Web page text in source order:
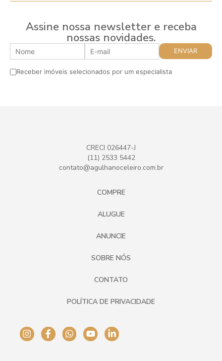
Assine nossa newsletter e receba
nossas novidades.
Receber imóveis selecionados por um especialista
CRECI 026447-J
(11) 2533 5442
contato@agulhanoceleiro.com.br
COMPRE
ALUGUE
ANUNCIE
SOBRE NÓS
CONTATO
POLÍTICA DE PRIVACIDADE